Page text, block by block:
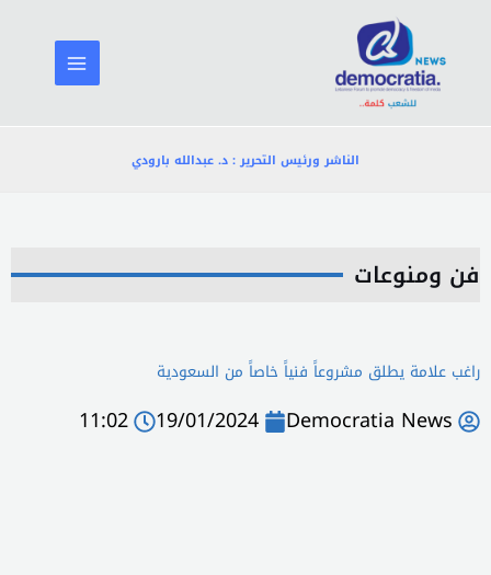
المحتوى
الناشر ورئيس التحرير : د. عبدالله بارودي
فن ومنوعات
راغب علامة يطلق مشروعاً فنياً خاصاً من السعودية
Democratia News
19/01/2024
11:02